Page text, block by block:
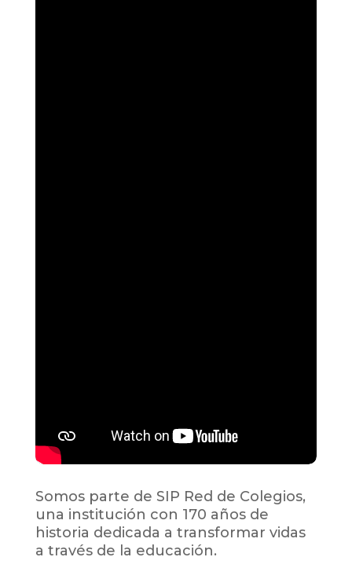
Somos parte de SIP Red de Colegios,
una institución con 170 años de
historia dedicada a transformar vidas
a través de la educación.